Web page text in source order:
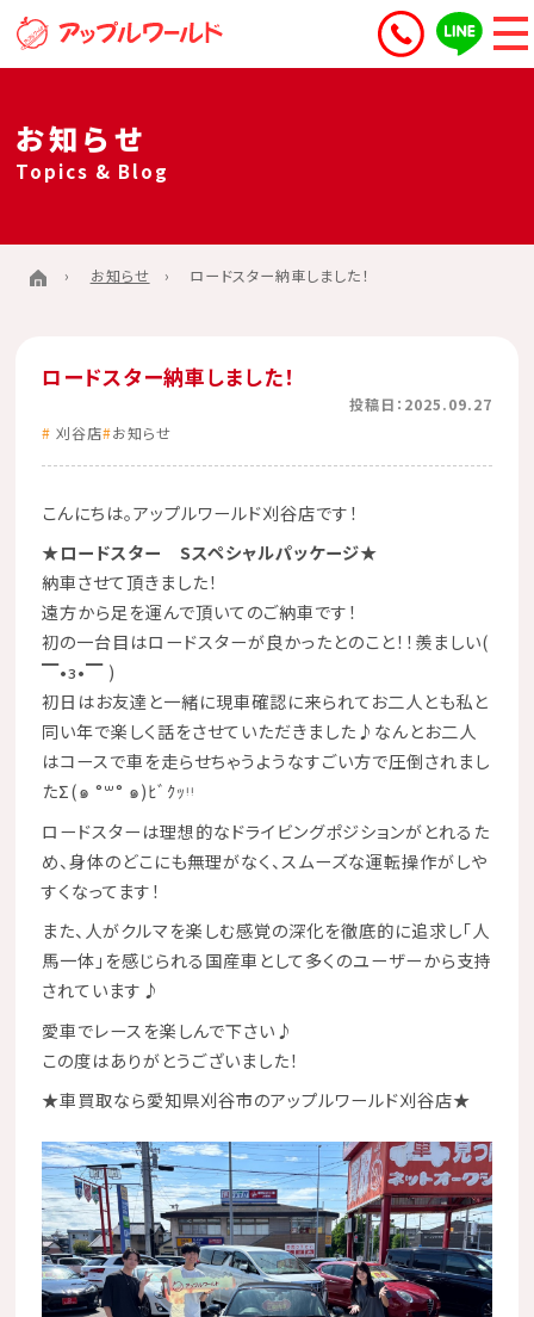
お知らせ
Topics & Blog
お知らせ ロードスター納車しました！
ロードスター納車しました！
投稿日：2025.09.27
刈谷店 お知らせ
こんにちは。アップルワールド刈谷店です！
★ロードスター Sスペシャルパッケージ★
納車させて頂きました！
遠方から足を運んで頂いてのご納車です！
初の一台目はロードスターが良かったとのこと！！羨ましい(
▔•з•▔ )
初日はお友達と一緒に現車確認に来られてお二人とも私と
同い年で楽しく話をさせていただきました♪なんとお二人
はコースで車を走らせちゃうようなすごい方で圧倒されまし
たΣ(๑ °꒳° ๑)ﾋﾞｸｯᵎᵎ
ロードスターは理想的なドライビングポジションがとれるた
め、身体のどこにも無理がなく、スムーズな運転操作がしや
すくなってます！
また、人がクルマを楽しむ感覚の深化を徹底的に追求し「人
馬一体」を感じられる国産車として多くのユーザーから支持
されています♪
愛車でレースを楽しんで下さい♪
この度はありがとうございました！
★車買取なら愛知県刈谷市のアップルワールド刈谷店★